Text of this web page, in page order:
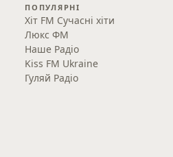
ПОПУЛЯРНІ
Хіт FM Сучасні хіти
Люкс ФМ
Наше Радіо
Kiss FM Ukraine
Гуляй Радіо